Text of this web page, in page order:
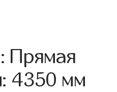
Прямая
4350 мм